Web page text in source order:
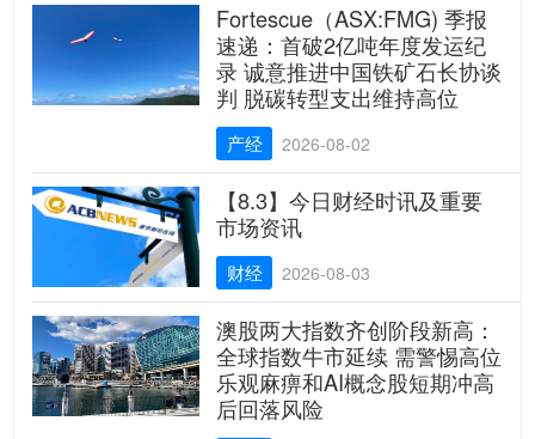
Fortescue（ASX:FMG) 季报
速递：首破2亿吨年度发运纪
录 诚意推进中国铁矿石长协谈
判 脱碳转型支出维持高位
产经 2026-08-02
【8.3】今日财经时讯及重要
市场资讯
财经 2026-08-03
澳股两大指数齐创阶段新高：
全球指数牛市延续 需警惕高位
乐观麻痹和AI概念股短期冲高
后回落风险